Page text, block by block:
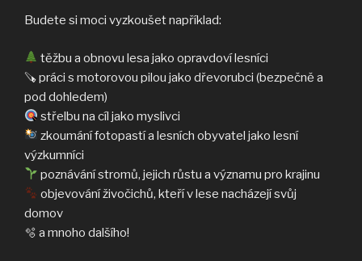
Budete si moci vyzkoušet například:
těžbu a obnovu lesa jako opravdoví lesníci
🪚 práci s motorovou pilou jako dřevorubci (bezpečně a
pod dohledem)
střelbu na cíl jako myslivci
zkoumání fotopastí a lesních obyvatel jako lesní
výzkumníci
poznávání stromů, jejich růstu a významu pro krajinu
objevování živočichů, kteří v lese nacházejí svůj
domov
🫧 a mnoho dalšího!